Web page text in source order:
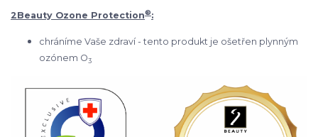
2Beauty Ozone Protection®:
chráníme Vaše zdraví - tento produkt je ošetřen plynným
ozónem O3